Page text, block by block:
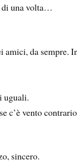
di una volta…
da sempre.
uguali.
c’è vento
sincero.